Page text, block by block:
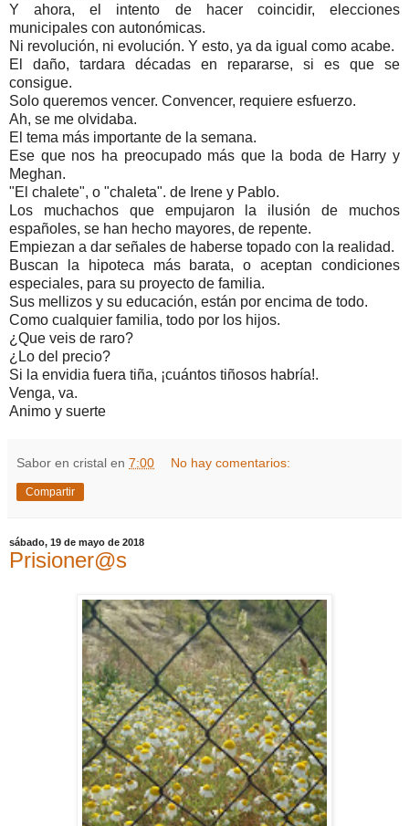
Y ahora, el intento de hacer coincidir, elecciones
municipales con autonómicas.
Ni revolución, ni evolución. Y esto, ya da igual como acabe.
El daño, tardara décadas en repararse, si es que se
consigue.
Solo queremos vencer. Convencer, requiere esfuerzo.
Ah, se me olvidaba.
El tema más importante de la semana.
Ese que nos ha preocupado más que la boda de Harry y
Meghan.
"El chalete", o "chaleta". de Irene y Pablo.
Los muchachos que empujaron la ilusión de muchos
españoles, se han hecho mayores, de repente.
Empiezan a dar señales de haberse topado con la realidad.
Buscan la hipoteca más barata, o aceptan condiciones
especiales, para su proyecto de familia.
Sus mellizos y su educación, están por encima de todo.
Como cualquier familia, todo por los hijos.
¿Que veis de raro?
¿Lo del precio?
Si la envidia fuera tiña, ¡cuántos tiñosos habría!.
Venga, va.
Animo y suerte
Sabor en cristal en 7:00 No hay comentarios:
Compartir
sábado, 19 de mayo de 2018
Prisioner@s